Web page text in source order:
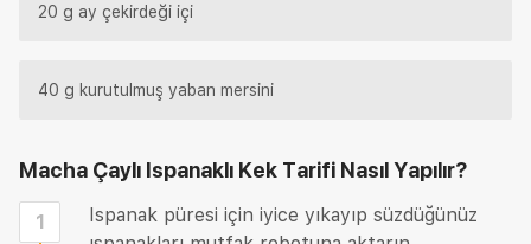
20 g ay çekirdeği içi
40 g kurutulmuş yaban mersini
Macha Çaylı Ispanaklı Kek Tarifi Nasıl Yapılır?
1
Ispanak püresi için iyice yıkayıp süzdüğünüz